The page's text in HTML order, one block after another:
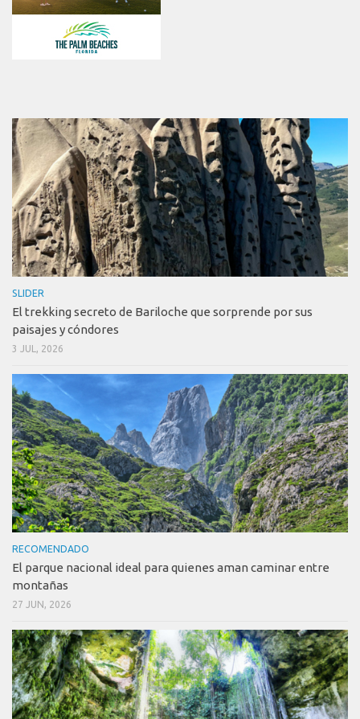
SLIDER
El trekking secreto de Bariloche que sorprende por sus
paisajes y cóndores
3 JUL, 2026
RECOMENDADO
El parque nacional ideal para quienes aman caminar entre
montañas
27 JUN, 2026